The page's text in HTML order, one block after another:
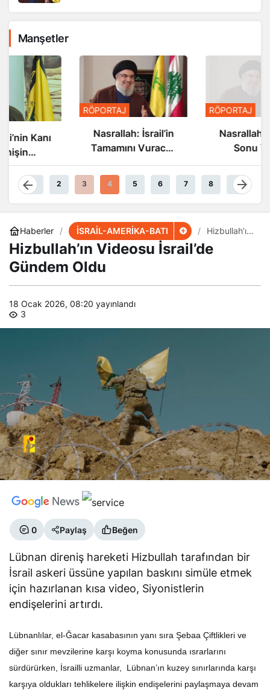
Manşetler
RÖPORTAJ
Nasrallah: İsrail’in
Tamamını Vuracak
RÖPORTAJ
Nasrallah: İsrail’in
Sonu Yakın
1 2 3 4 5 6 7 8 9
Haberler İSRAİL-AMERİKA-BATI
Hizbullah’ın
İsrail’de
Hizbullah’ın Videosu İsrail’de
Gündem Oldu
18 Ocak 2026, 08:20 yayınlandı
3
0 Paylaş Beğen
Lübnan direniş hareketi Hizbullah tarafından bir
İsrail askeri üssüne yapılan baskını simüle etmek
için hazırlanan kısa video, Siyonistlerin
endişelerini artırdı.
Lübnanlılar, el-Ğacar kasabasının yanı sıra Şebaa Çiftlikleri ve
diğer sınır mevzilerine karşı koyma konusunda ısrarlarını
sürdürürken, İsrailli uzmanlar, Lübnan’ın kuzey sınırlarında karşı
karşıya oldukları tehlikelere ilişkin endişelerini paylaşmaya devam